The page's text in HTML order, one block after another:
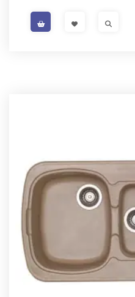
VISIT LINKVISIT